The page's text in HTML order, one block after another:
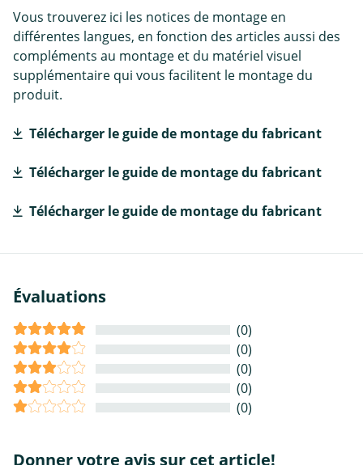
Vous trouverez ici les notices de montage en
différentes langues, en fonction des articles aussi des
compléments au montage et du matériel visuel
supplémentaire qui vous facilitent le montage du
produit.
Télécharger le guide de montage du fabricant
Télécharger le guide de montage du fabricant
Télécharger le guide de montage du fabricant
Évaluations
(0)
(0)
(0)
(0)
(0)
Donner votre avis sur cet article!